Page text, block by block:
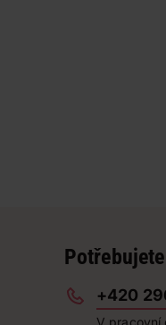
+420
V pracovní